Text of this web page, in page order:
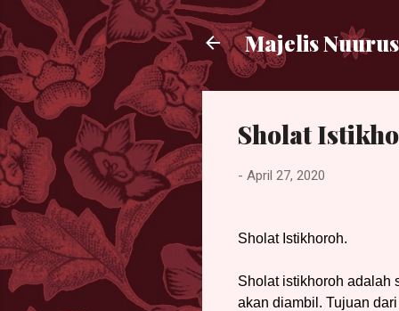
Majelis
Sholat
- April 27, 2020
Sholat Istikhoroh.
Sholat istikhoroh adalah
akan diambil. Tujuan